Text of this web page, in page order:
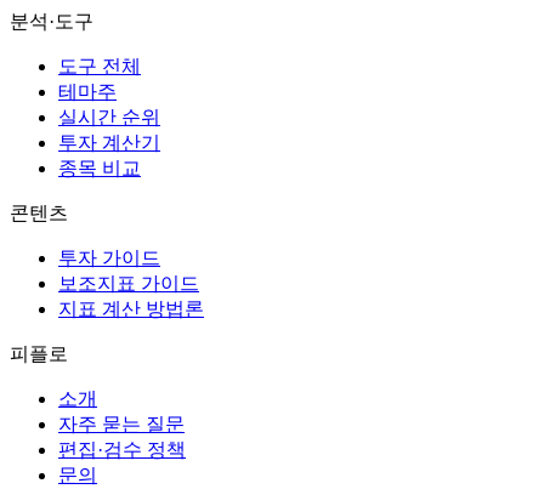
분석·도구
도구 전체
테마주
실시간 순위
투자 계산기
종목 비교
콘텐츠
투자 가이드
보조지표 가이드
지표 계산 방법론
피플로
소개
자주 묻는 질문
편집·검수 정책
문의